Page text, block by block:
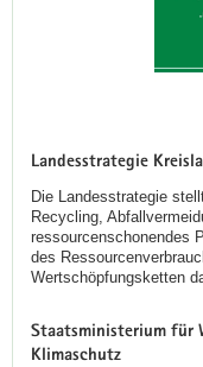
Landesstrategie
Die Landesstrategie
Recycling,
ressourcenschonendes
des
Wertschöpfungsketten
Staatsministerium für
Klimaschutz